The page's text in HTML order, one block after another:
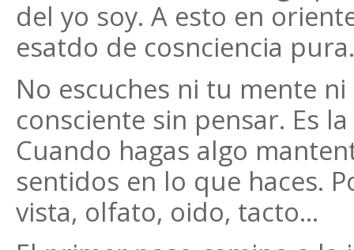
del yo soy. A esto en
esatdo de cosnciencia pura.
No escuches ni tu mente
consciente sin pensar. Es
Cuando hagas algo
sentidos en lo que haces.
vista, olfato, oido, tacto...